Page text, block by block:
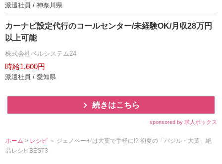
派遣社員 / 神奈川県
カーナビ設定代行のコールセンター/未経験OK/月収28万円
以上可能
株式会社ベルシステム24
時給1,600円
派遣社員 / 愛知県
続きはこちら
sponsored by 求人ボックス
ホーム > レシピ ＞ ジェノベーゼは大葉で手軽に!? 初夏の「バジル・大葉」絶
品レシピBEST3